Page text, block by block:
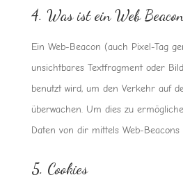
4. Was ist ein Web
Ein Web-Beacon (auch Pixel-Tag
unsichtbares Textfragment oder
benutzt wird, um den Verkehr auf
überwachen. Um dies zu
Daten von dir mittels Web-Beacons
5. Cookies